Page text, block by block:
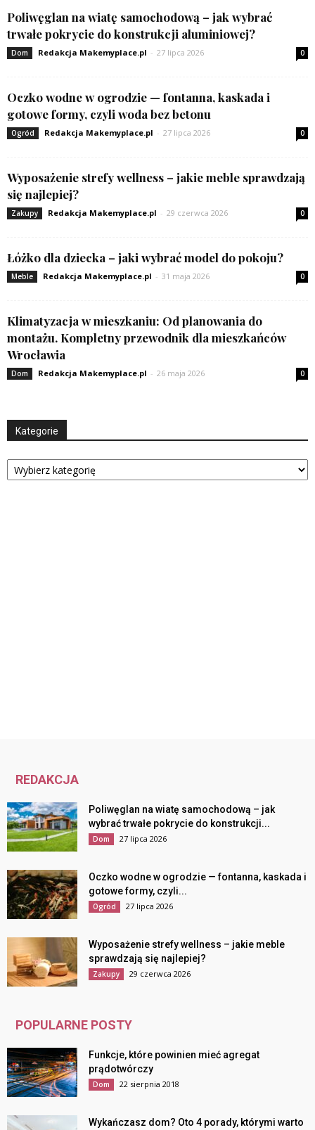
Poliwęglan na wiatę samochodową – jak wybrać
trwałe pokrycie do konstrukcji aluminiowej?
Dom Redakcja Makemyplace.pl - 27 lipca 2026 0
Oczko wodne w ogrodzie — fontanna, kaskada i
gotowe formy, czyli woda bez betonu
Ogród Redakcja Makemyplace.pl - 27 lipca 2026 0
Wyposażenie strefy wellness – jakie meble sprawdzają
się najlepiej?
Zakupy Redakcja Makemyplace.pl - 29 czerwca 2026 0
Łóżko dla dziecka – jaki wybrać model do pokoju?
Meble Redakcja Makemyplace.pl - 31 maja 2026 0
Klimatyzacja w mieszkaniu: Od planowania do
montażu. Kompletny przewodnik dla mieszkańców
Wrocławia
Dom Redakcja Makemyplace.pl - 26 maja 2026 0
Kategorie
Kategorie
REDAKCJA
Poliwęglan na wiatę samochodową – jak
wybrać trwałe pokrycie do konstrukcji...
Dom 27 lipca 2026
Oczko wodne w ogrodzie — fontanna, kaskada i
gotowe formy, czyli...
Ogród 27 lipca 2026
Wyposażenie strefy wellness – jakie meble
sprawdzają się najlepiej?
Zakupy 29 czerwca 2026
POPULARNE POSTY
Funkcje, które powinien mieć agregat
prądotwórczy
Dom 22 sierpnia 2018
Wykańczasz dom? Oto 4 porady, którymi warto